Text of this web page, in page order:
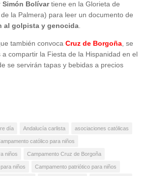
Simón Bolívartiene en la Glorieta de
la Palmera) para leer un documento de
al golpista y genocida
también convoca Cruz de Borgoña , se
a compartir la Fiesta de la Hispanidad en el
se servirán tapas y bebidas a precios
día Andalucía carlista asociaciones católicas
católico para niños
niños Campamento Cruz de Borgoña
niños Campamento patriótico para niños